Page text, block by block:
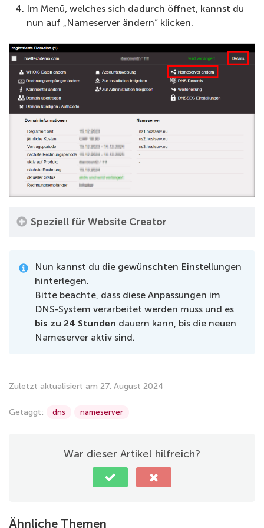
Im Menü, welches sich dadurch öffnet, kannst du
nun auf „Nameserver ändern“ klicken.
Speziell für Website Creator
Nun kannst du die gewünschten Einstellungen
hinterlegen.
Bitte beachte, dass diese Anpassungen im
DNS-System verarbeitet werden muss und es
bis zu 24 Stunden dauern kann, bis die neuen
Nameserver aktiv sind.
Zuletzt aktualisiert am 27. August 2024
Getaggt: dns nameserver
War dieser Artikel hilfreich?
Ähnliche Themen